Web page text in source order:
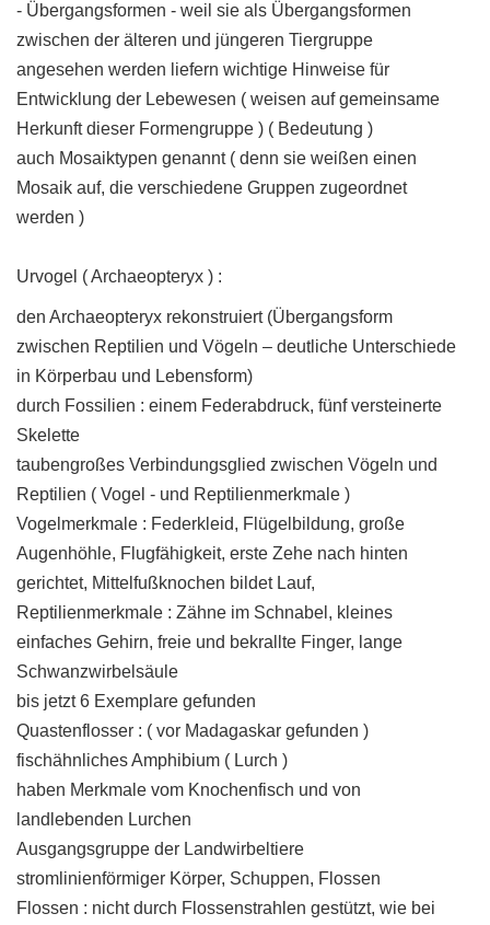
- Übergangsformen - weil sie als Übergangsformen
zwischen der älteren und jüngeren Tiergruppe
angesehen werden liefern wichtige Hinweise für
Entwicklung der Lebewesen ( weisen auf gemeinsame
Herkunft dieser Formengruppe ) ( Bedeutung )
auch Mosaiktypen genannt ( denn sie weißen einen
Mosaik auf, die verschiedene Gruppen zugeordnet
werden )
Urvogel ( Archaeopteryx ) :
den Archaeopteryx rekonstruiert (Übergangsform
zwischen Reptilien und Vögeln – deutliche Unterschiede
in Körperbau und Lebensform)
durch Fossilien : einem Federabdruck, fünf versteinerte
Skelette
taubengroßes Verbindungsglied zwischen Vögeln und
Reptilien ( Vogel - und Reptilienmerkmale )
Vogelmerkmale : Federkleid, Flügelbildung, große
Augenhöhle, Flugfähigkeit, erste Zehe nach hinten
gerichtet, Mittelfußknochen bildet Lauf,
Reptilienmerkmale : Zähne im Schnabel, kleines
einfaches Gehirn, freie und bekrallte Finger, lange
Schwanzwirbelsäule
bis jetzt 6 Exemplare gefunden
Quastenflosser : ( vor Madagaskar gefunden )
fischähnliches Amphibium ( Lurch )
haben Merkmale vom Knochenfisch und von
landlebenden Lurchen
Ausgangsgruppe der Landwirbeltiere
stromlinienförmiger Körper, Schuppen, Flossen
Flossen : nicht durch Flossenstrahlen gestützt, wie bei